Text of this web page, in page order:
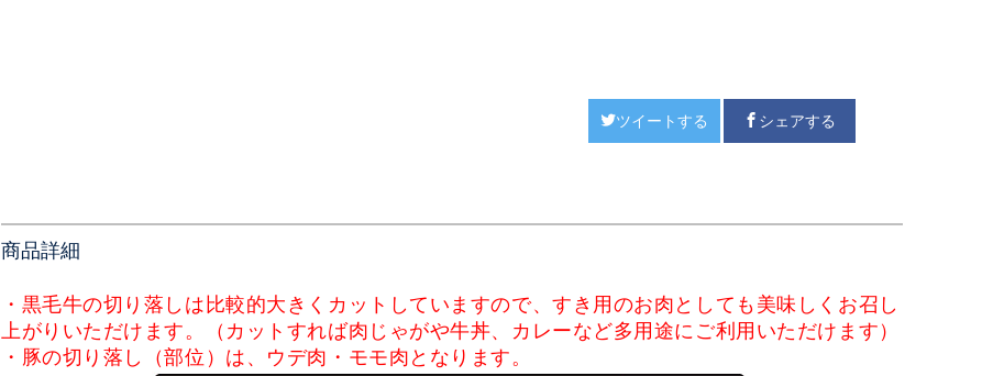
ツイートする シェアする
商品詳細
・黒毛牛の切り落しは比較的大きくカットしていますので、すき用のお肉としても美味しくお召し
上がりいただけます。（ カットすれば肉じゃがや牛丼、カレーなど多用途にご利用いただけます）
・ 豚の切り落し（部位）は、ウデ肉・モモ肉 となります。